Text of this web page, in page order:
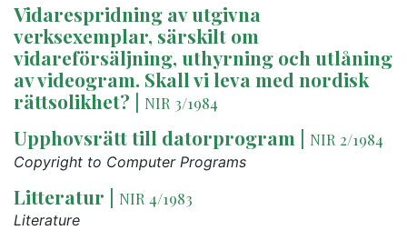
Vidarespridning av utgivna
verksexemplar, särskilt om
vidareförsäljning, uthyrning och utlåning
av videogram. Skall vi leva med nordisk
rättsolikhet? | NIR 3/1984
Upphovsrätt till datorprogram | NIR 2/1984
Copyright to Computer Programs
Litteratur | NIR 4/1983
Literature